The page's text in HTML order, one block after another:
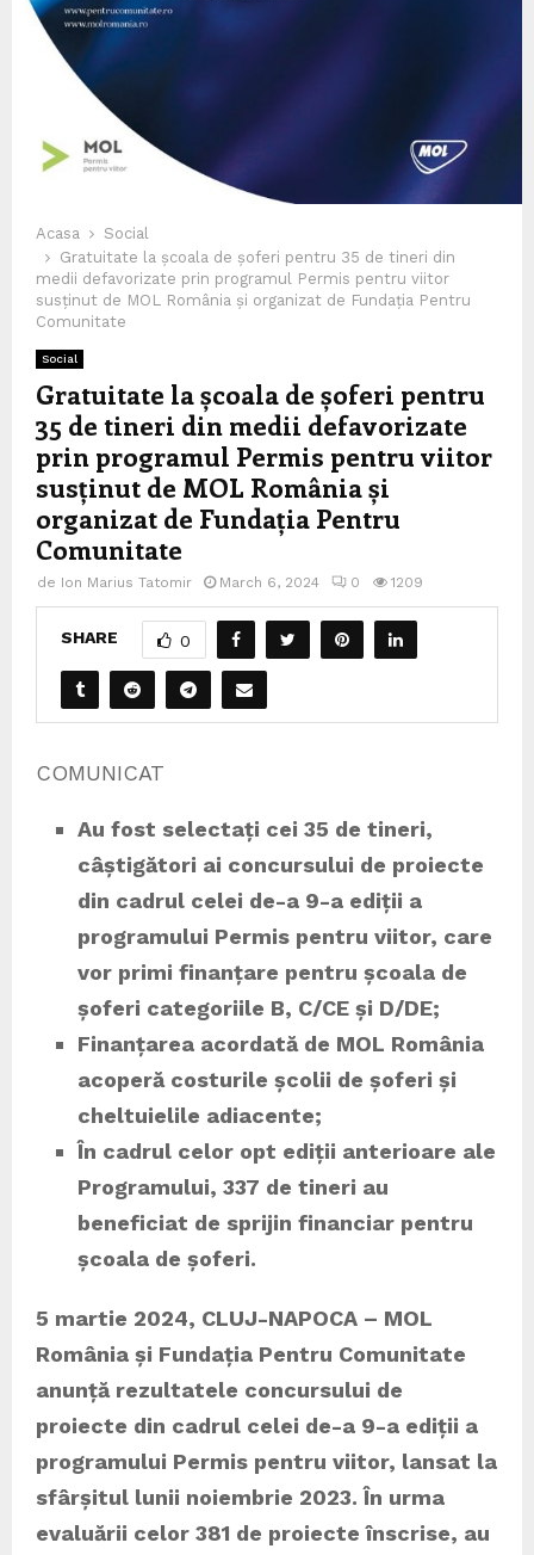
Acasa
Social
Gratuitate la școala de șoferi pentru 35 de tineri din
medii defavorizate prin programul Permis pentru viitor
susținut de MOL România și organizat de Fundația Pentru
Comunitate
Social
Gratuitate la școala de șoferi pentru
35 de tineri din medii defavorizate
prin programul Permis pentru viitor
susținut de MOL România și
organizat de Fundația Pentru
Comunitate
de Ion Marius Tatomir March 6, 2024 0 1209
SHARE 0
COMUNICAT
Au fost selectați cei 35 de tineri,
câștigători ai concursului de proiecte
din cadrul celei de-a 9-a ediții a
programului Permis pentru viitor, care
vor primi finanțare pentru școala de
șoferi categoriile B, C/CE și D/DE;
Finanțarea acordată de MOL România
acoperă costurile școlii de șoferi și
cheltuielile adiacente;
În cadrul celor opt ediții anterioare ale
Programului, 337 de tineri au
beneficiat de sprijin financiar pentru
școala de șoferi.
5 martie 2024, CLUJ-NAPOCA – MOL
România și Fundația Pentru Comunitate
anunță rezultatele concursului de
proiecte din cadrul celei de-a 9-a ediții a
programului Permis pentru viitor, lansat la
sfârșitul lunii noiembrie 2023. În urma
evaluării celor 381 de proiecte înscrise, au